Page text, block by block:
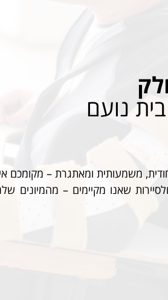
נועם
משמעותית ומאתגרת – מקומכם
שאנו מקיימים – מהמיונים